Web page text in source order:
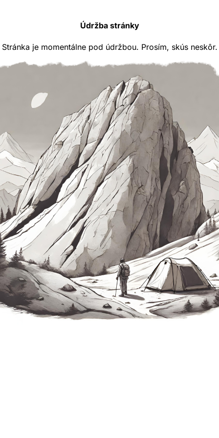
Údržba stránky
Stránka je momentálne pod údržbou. Prosím, skús neskôr.